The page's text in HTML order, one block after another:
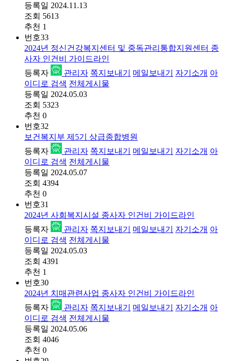
등록일 2024.11.13
조회 5613
추천 1
번호33
2024년 정신건강복지센터 및 중독관리통합지원센터 종
사자 인건비 가이드라인
등록자
관리자 쪽지보내기 메일보내기 자기소개 아
이디로 검색 전체게시물
등록일 2024.05.03
조회 5323
추천 0
번호32
보건복지부 제5기 상급종합병원
등록자
관리자 쪽지보내기 메일보내기 자기소개 아
이디로 검색 전체게시물
등록일 2024.05.07
조회 4394
추천 0
번호31
2024년 사회복지시설 종사자 인건비 가이드라인
등록자
관리자 쪽지보내기 메일보내기 자기소개 아
이디로 검색 전체게시물
등록일 2024.05.03
조회 4391
추천 1
번호30
2024년 치매관련사업 종사자 인건비 가이드라인
등록자
관리자 쪽지보내기 메일보내기 자기소개 아
이디로 검색 전체게시물
등록일 2024.05.06
조회 4046
추천 0